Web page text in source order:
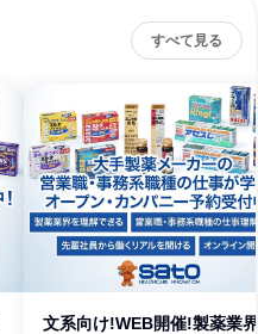
すべて見る
文系向け!WEB開催!製薬業